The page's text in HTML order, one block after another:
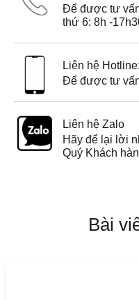
Để được tư
thứ 6: 8h -
Liên hệ
Để được tư
Liên hệ Zalo
Hãy để lại lời
Quý Khách
Bài